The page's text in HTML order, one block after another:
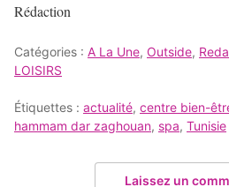
Rédaction
Catégories : A La Une, Outside,
LOISIRS
Étiquettes : actualité, centre bien-
hammam dar zaghouan, spa, Tunisie
Laissez un